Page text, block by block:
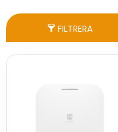
FILTRERA